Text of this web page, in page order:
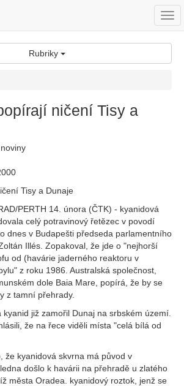
Rubriky
ničení Tisy a
Tisy a Dunaje
PERTH 14. února (ČTK) - kyanidová
celý potravinový řetězec v povodí
dnes v Budapešti předseda parlamentního
Illés. Zopakoval, že jde o "nejhorší
od (havárie jaderného reaktoru v
z roku 1986. Australská společnost,
dole Baia Mare, popírá, že by se
z tamní přehrady.
kyanid již zamořil Dunaj na srbském území.
že na řece viděli místa "celá bílá od
že kyanidová skvrna má původ v
došlo k havárii na přehradě u zlatého
města Oradea. kyanidový roztok, jenž se